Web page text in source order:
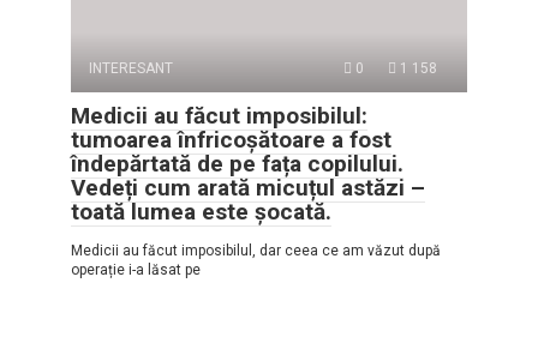
INTERESANT 0 1 158
Medicii au făcut imposibilul:
tumoarea înfricoșătoare a fost
îndepărtată de pe fața copilului.
Vedeți cum arată micuțul astăzi –
toată lumea este șocată.
Medicii au făcut imposibilul, dar ceea ce am văzut după
operație i-a lăsat pe